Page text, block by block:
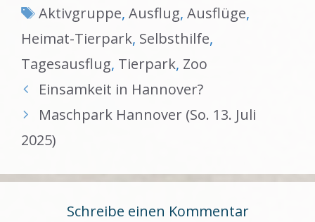
Schlagwörter
Aktivgruppe, Ausflug, Ausflüge,
Heimat-Tierpark, Selbsthilfe,
Tagesausflug, Tierpark, Zoo
Einsamkeit in Hannover?
Maschpark Hannover (So. 13. Juli
2025)
Schreibe einen Kommentar